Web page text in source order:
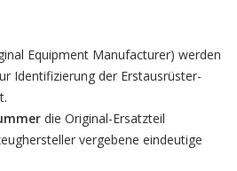
Equipment Manufacturer) werden
Identifizierung der Erstausrüster-
die Original-Ersatzteil
vergebene eindeutige